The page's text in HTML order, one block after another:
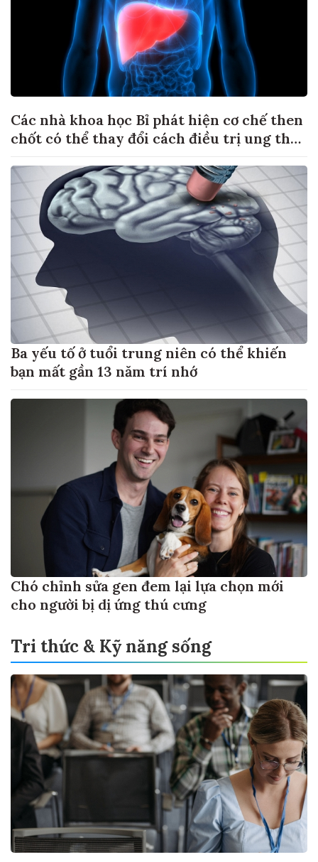
Các nhà khoa học Bỉ phát hiện cơ chế then
chốt có thể thay đổi cách điều trị ung thư
Ba yếu tố ở tuổi trung niên có thể khiến
bạn mất gần 13 năm trí nhớ
Chó chỉnh sửa gen đem lại lựa chọn mới
cho người bị dị ứng thú cưng
Tri thức & Kỹ năng sống